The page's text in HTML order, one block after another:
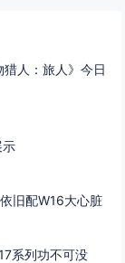
人：旅人》今日
示
旧配W16大心脏
系列功不可没